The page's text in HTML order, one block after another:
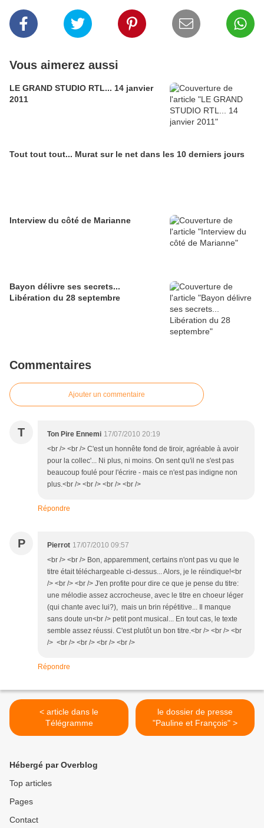
Vous aimerez aussi
LE GRAND STUDIO RTL... 14 janvier
2011
Tout tout tout... Murat sur le net dans les 10 derniers jours
Interview du côté de Marianne
Bayon délivre ses secrets...
Libération du 28 septembre
Commentaires
Ajouter un commentaire
T Ton Pire Ennemi 17/07/2010 20:19
<br /> <br /> C'est un honnête fond de tiroir, agréable à avoir
pour la collec'... Ni plus, ni moins. On sent qu'il ne s'est pas
beaucoup foulé pour l'écrire - mais ce n'est pas indigne non
plus.<br /> <br /> <br /> <br />
Répondre
P Pierrot 17/07/2010 09:57
<br /> <br /> Bon, apparemment, certains n'ont pas vu que le
titre était téléchargeable ci-dessus... Alors, je le réindique!<br
/> <br /> <br /> J'en profite pour dire ce que je pense du titre:
une mélodie assez accrocheuse, avec le titre en choeur léger
(qui chante avec lui?), mais un brin répétitive... Il manque
sans doute un<br /> petit pont musical... En tout cas, le texte
semble assez réussi. C'est plutôt un bon titre.<br /> <br /> <br
/> <br /> <br /> <br /> <br />
Répondre
< article dans le
Télégramme
le dossier de presse
"Pauline et François" >
Hébergé par Overblog
Top articles
Pages
Contact